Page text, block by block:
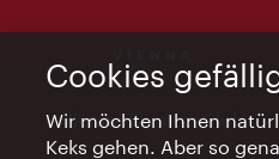
Vienna Experts Club
Cookies
Wir möchten Ihnen
Keks gehen. Aber so